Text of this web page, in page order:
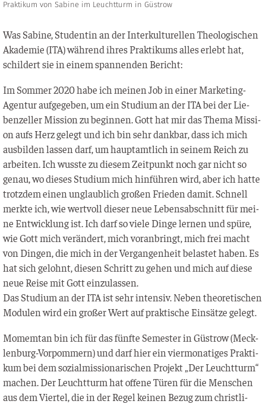
Praktikum von Sabine im Leuchtturm in Güstrow
Was Sabi­ne, Stu­den­tin an der Inter­kul­tu­rel­len Theo­lo­gi­schen
Aka­de­mie (ITA) wäh­rend ihres Prak­ti­kums alles erlebt hat,
schil­dert sie in einem span­nen­den Bericht:
Im Som­mer 2020 habe ich mei­nen Job in einer Mar­ke­ting-
Agen­tur auf­ge­ge­ben, um ein Stu­di­um an der ITA bei der Lie­
ben­zel­ler Mis­si­on zu begin­nen. Gott hat mir das The­ma Mis­si­
on aufs Herz gelegt und ich bin sehr dank­bar, dass ich mich
aus­bil­den las­sen darf, um haupt­amt­lich in sei­nem Reich zu
arbei­ten. Ich wuss­te zu die­sem Zeit­punkt noch gar nicht so
genau, wo die­ses Stu­di­um mich hin­füh­ren wird, aber ich hat­te
trotz­dem einen unglaub­lich gro­ßen Frie­den damit. Schnell
merk­te ich, wie wert­voll die­ser neue Lebens­ab­schnitt für mei­
ne Ent­wick­lung ist. Ich darf so vie­le Din­ge ler­nen und spü­re,
wie Gott mich ver­än­dert, mich vor­an­bringt, mich frei macht
von Din­gen, die mich in der Ver­gan­gen­heit belas­tet haben. Es
hat sich gelohnt, die­sen Schritt zu gehen und mich auf die­se
neue Rei­se mit Gott einzulassen.
Das Stu­di­um an der ITA ist sehr inten­siv. Neben theo­re­ti­schen
Modu­len wird ein gro­ßer Wert auf prak­ti­sche Ein­sät­ze gelegt.
Momem­tan bin ich für das fünf­te Semes­ter in Güs­trow (Meck­
len­burg-Vor­pom­mern) und darf hier ein vier­mo­na­ti­ges Prak­ti­
kum bei dem sozi­al­mis­sio­na­ri­schen Pro­jekt „Der Leucht­turm“
machen. Der Leucht­turm hat offe­ne Türen für die Men­schen
aus dem Vier­tel, die in der Regel kei­nen Bezug zum christ­li­